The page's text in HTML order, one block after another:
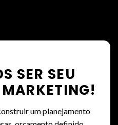
SER SEU
um planejamento